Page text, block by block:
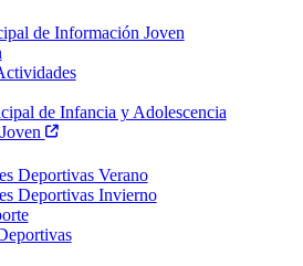
de Información Joven
de Infancia y Adolescencia
Deportivas Verano
Deportivas Invierno